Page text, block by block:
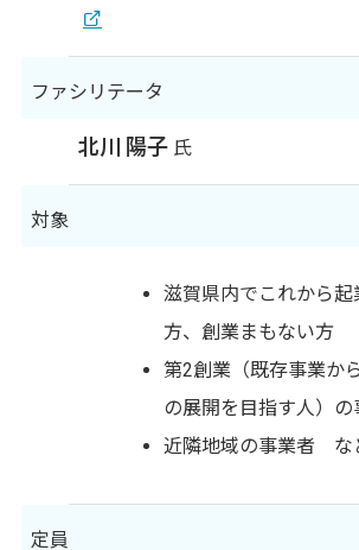
ファシリテータ
北川 陽子 氏
対象
滋賀県内でこれから起
方、創業まもない方
第2創業（既存事業か
の展開を目指す人）の
近隣地域の事業者 な
定員